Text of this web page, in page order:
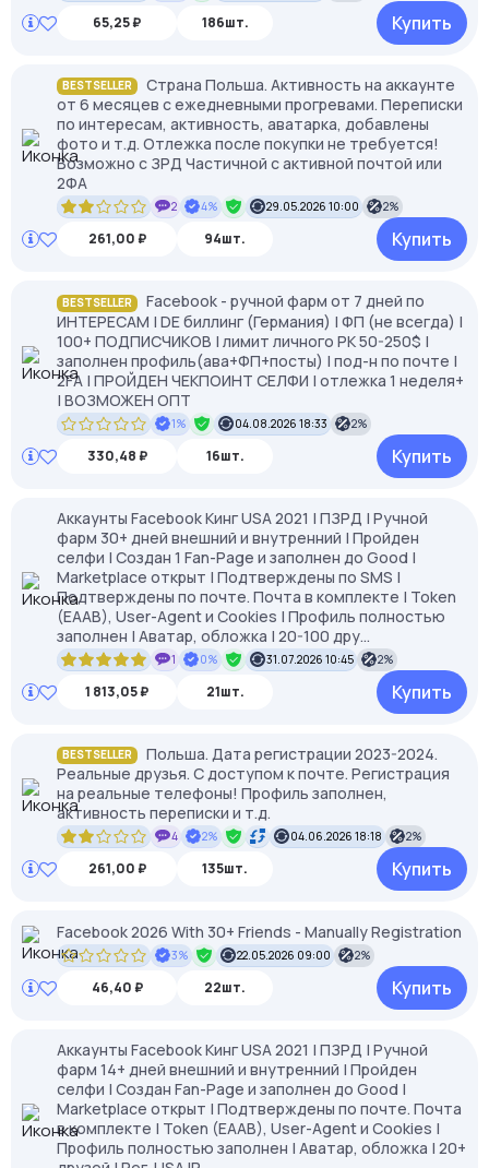
65,25 ₽ 186шт. Купить
BESTSELLER
Страна Польша. Активность на аккаунте
от 6 месяцев с ежедневными прогревами. Переписки
по интересам, активность, аватарка, добавлены
фото и т.д. Отлежка после покупки не требуется!
Возможно с ЗРД Частичной с активной почтой или
2ФА
2 4% 29.05.2026 10:00 2%
261,00 ₽ 94шт. Купить
BESTSELLER
Facebook - ручной фарм от 7 дней по
ИНТЕРЕСАМ | DE биллинг (Германия) | ФП (не всегда) |
100+ ПОДПИСЧИКОВ | лимит личного РК 50-250$ |
заполнен профиль(ава+ФП+посты) | под-н по почте |
2FA | ПРОЙДЕН ЧЕКПОИНТ СЕЛФИ | отлежка 1 неделя+
| ВОЗМОЖЕН ОПТ
1% 04.08.2026 18:33 2%
330,48 ₽ 16шт. Купить
Аккаунты Facebook Кинг USA 2021 | ПЗРД | Ручной
фарм 30+ дней внешний и внутренний | Пройден
селфи | Создан 1 Fan-Page и заполнен до Good |
Marketplace открыт | Подтверждены по SMS |
Подтверждены по почте. Почта в комплекте | Token
(EAAB), User-Agent и Cookies | Профиль полностью
заполнен | Аватар, обложка | 20-100 дру...
1 0% 31.07.2026 10:45 2%
1 813,05 ₽ 21шт. Купить
BESTSELLER
Польша. Дата регистрации 2023-2024.
Реальные друзья. С доступом к почте. Регистрация
на реальные телефоны! Профиль заполнен,
активность переписки и т.д.
4 2% 04.06.2026 18:18 2%
261,00 ₽ 135шт. Купить
Facebook 2026 With 30+ Friends - Manually Registration
3% 22.05.2026 09:00 2%
46,40 ₽ 22шт. Купить
Аккаунты Facebook Кинг USA 2021 | ПЗРД | Ручной
фарм 14+ дней внешний и внутренний | Пройден
селфи | Создан Fan-Page и заполнен до Good |
Marketplace открыт | Подтверждены по почте. Почта
в комплекте | Token (EAAB), User-Agent и Cookies |
Профиль полностью заполнен | Аватар, обложка | 20+